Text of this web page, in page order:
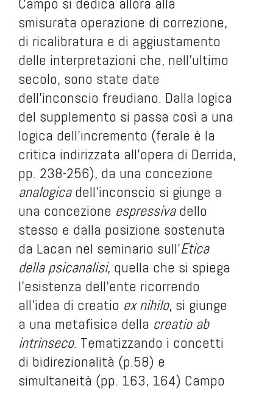
smisurata operazione di correzione,
di ricalibratura e di aggiustamento
delle interpretazioni che, nell'ultimo
secolo, sono state date
dell'inconscio freudiano. Dalla logica
del supplemento si passa così a una
logica dell'incremento (ferale è la
critica indirizzata all'opera di Derrida,
pp. 238-256), da una concezione
analogica dell'inconscio si giunge a
una concezione espressiva dello
stesso e dalla posizione sostenuta
da Lacan nel seminario sull'Etica
della psicanalisi, quella che si spiega
l'esistenza dell'ente ricorrendo
all'idea di creatio ex nihilo, si giunge
a una metafisica della creatio ab
intrinseco. Tematizzando i concetti
di bidirezionalità (p.58) e
simultaneità (pp. 163, 164) Campo